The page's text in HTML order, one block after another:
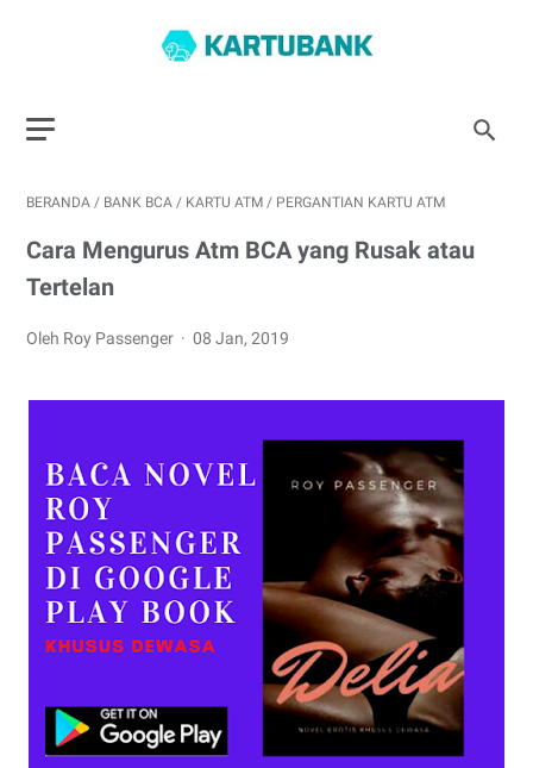
BERANDA / BANK BCA / KARTU ATM / PERGANTIAN KARTU ATM
Cara Mengurus Atm BCA yang Rusak atau
Tertelan
Oleh Roy Passenger 08 Jan, 2019